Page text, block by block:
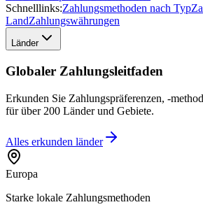
Schnelllinks:Zahlungsmethoden nach Typ
LandZahlungswährungen
Länder
Globaler Zahlungsleitfaden
Erkunden Sie Zahlungspräferenzen, -
für über 200 Länder und Gebiete.
Alles erkunden länder
Europa
Starke lokale Zahlungsmethoden